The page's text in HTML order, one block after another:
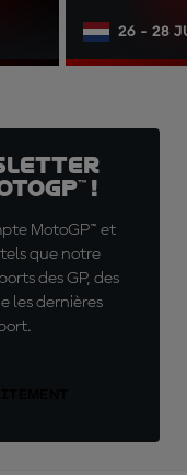
26 - 28
!
MotoGP™ et
que notre
des GP, des
les dernières